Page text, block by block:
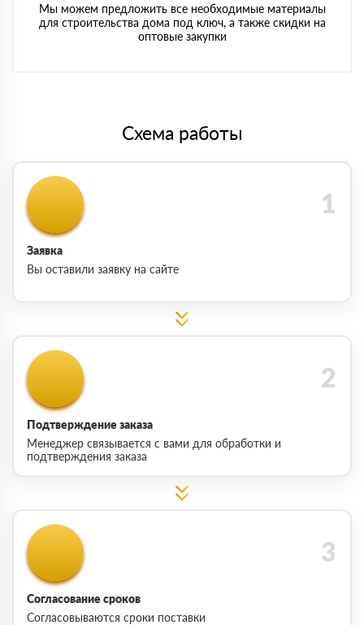
Мы можем предложить все необходимые материалы
для строительства дома под ключ, а также скидки на
оптовые закупки
Схема работы
Заявка
Вы оставили заявку на сайте
Подтверждение заказа
Менеджер связывается с вами для обработки и
подтверждения заказа
Согласование сроков
Согласовываются сроки поставки